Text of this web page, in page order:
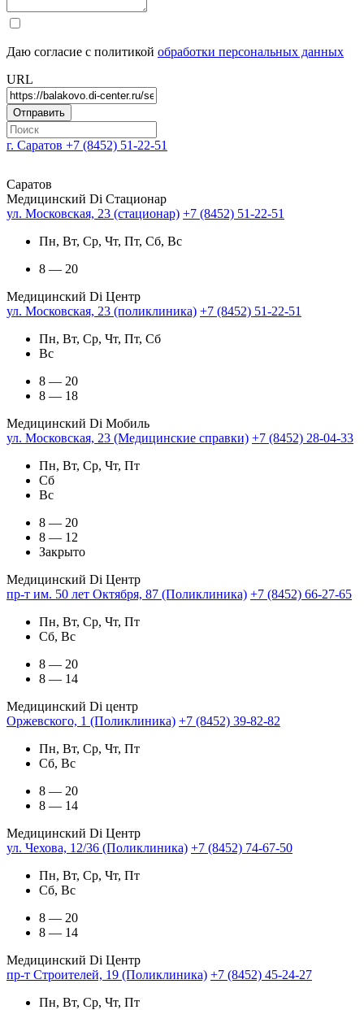
Даю согласие с политикой обработки персональных данных
URL
г. Саратов +7 (8452) 51-22-51
Саратов
Медицинский Di Стационар
ул. Московская, 23 (стационар) +7 (8452) 51-22-51
Пн, Вт, Ср, Чт, Пт, Сб, Вс
8 — 20
Медицинский Di Центр
ул. Московская, 23 (поликлиника) +7 (8452) 51-22-51
Пн, Вт, Ср, Чт, Пт, Сб
Вс
8 — 20
8 — 18
Медицинский Di Мобиль
ул. Московская, 23 (Медицинские справки) +7 (8452) 28-04-33
Пн, Вт, Ср, Чт, Пт
Сб
Вс
8 — 20
8 — 12
Закрыто
Медицинский Di Центр
пр-т им. 50 лет Октября, 87 (Поликлиника) +7 (8452) 66-27-65
Пн, Вт, Ср, Чт, Пт
Сб, Вс
8 — 20
8 — 14
Медицинский Di центр
Оржевского, 1 (Поликлиника) +7 (8452) 39-82-82
Пн, Вт, Ср, Чт, Пт
Сб, Вс
8 — 20
8 — 14
Медицинский Di Центр
ул. Чехова, 12/36 (Поликлиника) +7 (8452) 74-67-50
Пн, Вт, Ср, Чт, Пт
Сб, Вс
8 — 20
8 — 14
Медицинский Di Центр
пр-т Строителей, 19 (Поликлиника) +7 (8452) 45-24-27
Пн, Вт, Ср, Чт, Пт